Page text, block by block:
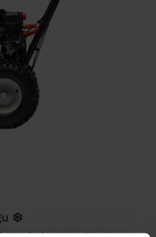
❄️